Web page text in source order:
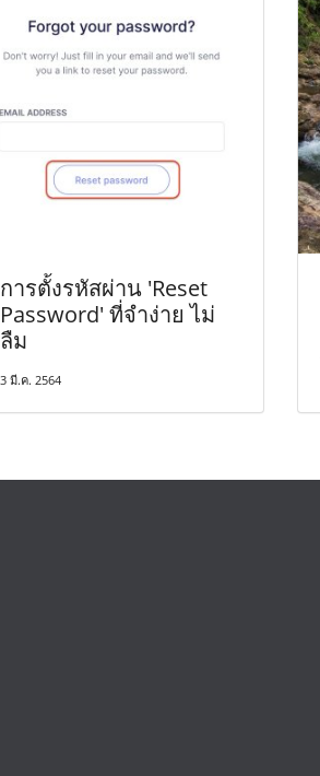
การตั้งรหัสผ่าน 'Reset
Password' ที่จำง่าย ไม่
ลืม
3 มี.ค. 2564